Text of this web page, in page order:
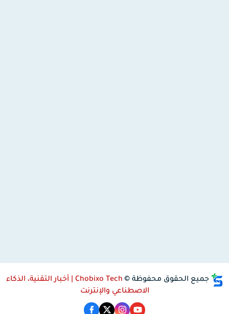
جميع الحقوق محفوظة ©
Chobixo Tech | أخبار التقنية، الذكاء
الاصطناعي والإنترنت